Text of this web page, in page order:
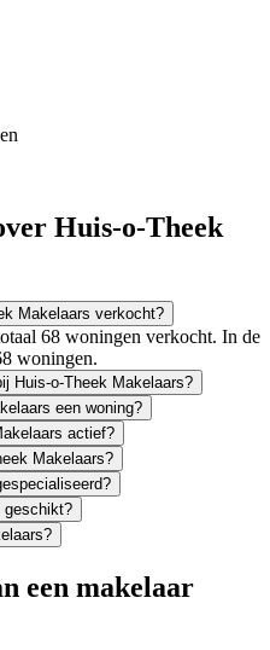
Huis-o-Theek
Makelaars verkocht?
68 woningen verkocht. In de
woningen.
Huis-o-Theek Makelaars?
een woning?
actief?
Makelaars?
geschikt?
een makelaar